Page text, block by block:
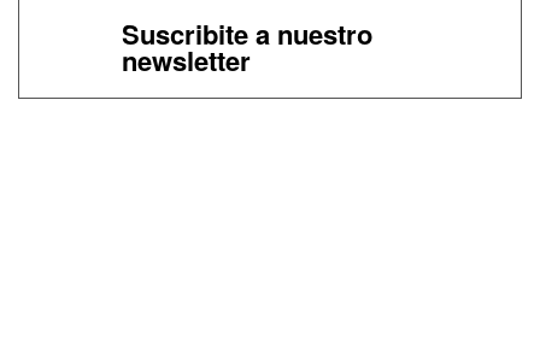
Suscribite a nuestro
newsletter